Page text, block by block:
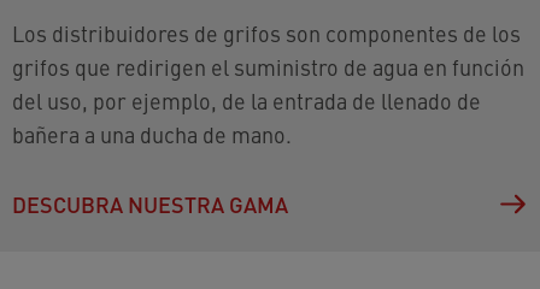
Los distribuidores de grifos son componentes de los
grifos que redirigen el suministro de agua en función
del uso, por ejemplo, de la entrada de llenado de
bañera a una ducha de mano.
DESCUBRA NUESTRA GAMA